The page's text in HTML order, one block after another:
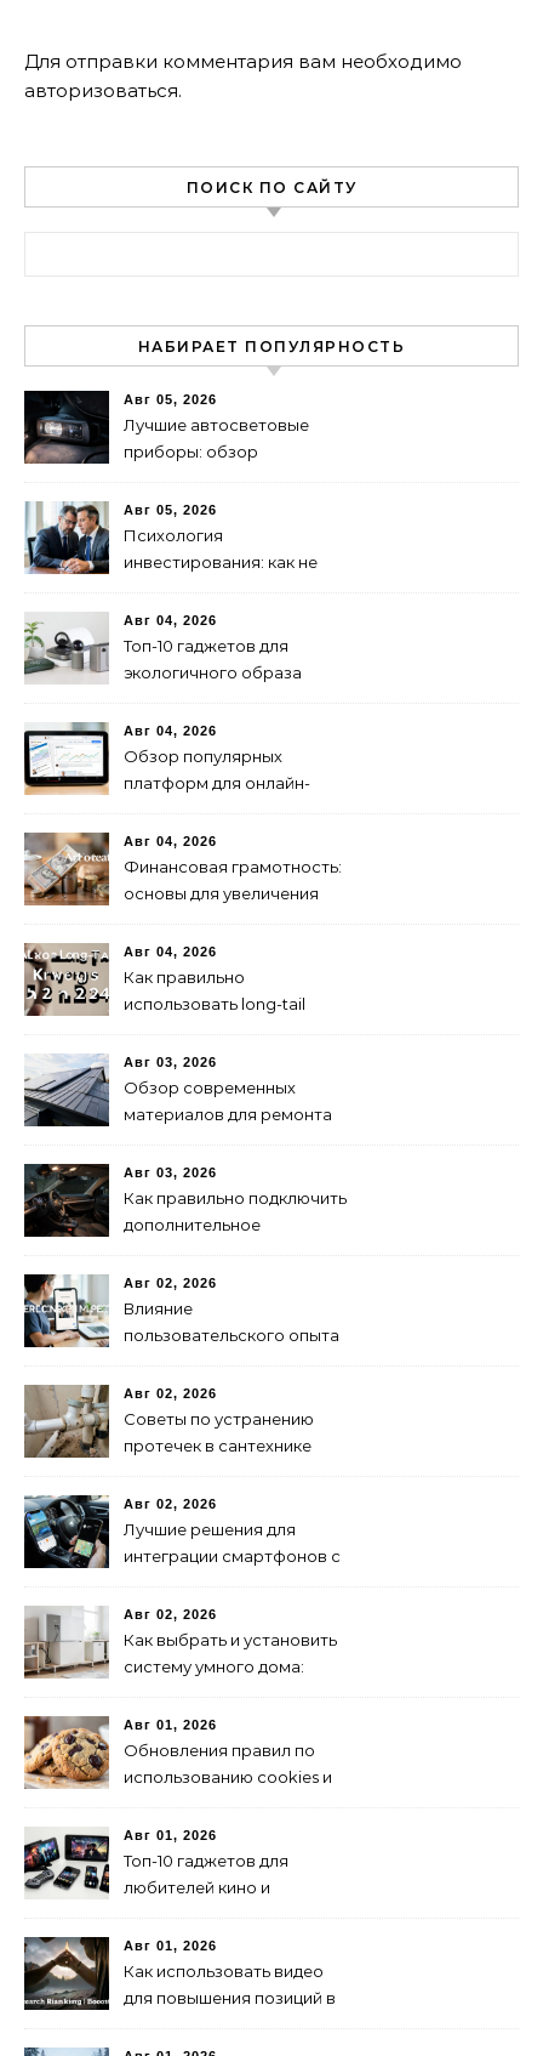
Для отправки комментария вам необходимо
авторизоваться.
ПОИСК ПО САЙТУ
НАБИРАЕТ ПОПУЛЯРНОСТЬ
Авг 05, 2026
Лучшие автосветовые
приборы: обзор
безопасной езды
Авг 05, 2026
Психология
инвестирования: как не
рынка
Авг 04, 2026
Топ-10 гаджетов для
экологичного образа
Авг 04, 2026
Обзор популярных
платформ для онлайн-
Авг 04, 2026
Финансовая грамотность:
основы для увеличения
Авг 04, 2026
Как правильно
использовать long-tail
году для продвижения
сайта
Авг 03, 2026
Обзор современных
материалов для ремонта
Авг 03, 2026
Как правильно подключить
дополнительное
пошаговая инструкция
Авг 02, 2026
Влияние
пользовательского опыта
исследования
Авг 02, 2026
Советы по устранению
протечек в сантехнике
Авг 02, 2026
Лучшие решения для
интеграции смартфонов с
Авг 02, 2026
Как выбрать и установить
систему умного дома:
Авг 01, 2026
Обновления правил по
использованию cookies и
Авг 01, 2026
Топ-10 гаджетов для
любителей кино и
Авг 01, 2026
Как использовать видео
для повышения позиций в